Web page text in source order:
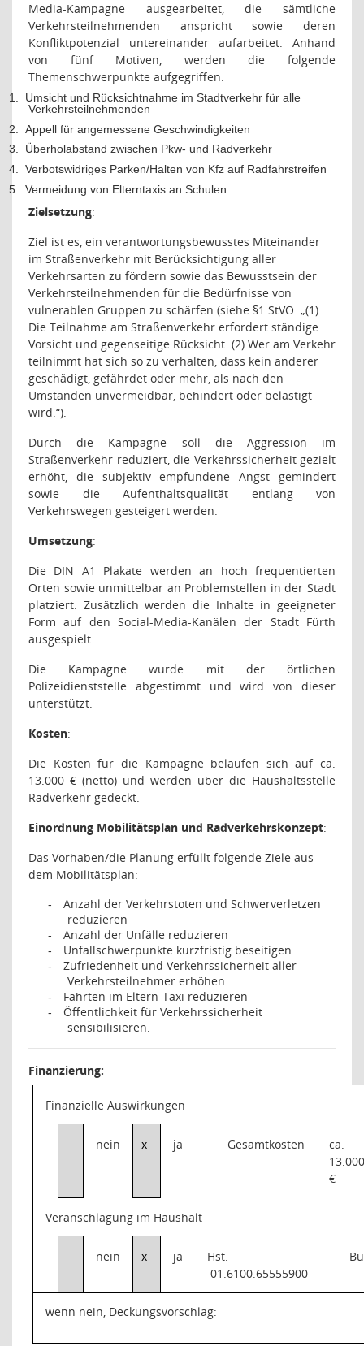
Media-Kampagne ausgearbeitet, die sämtliche
Verkehrsteilnehmenden anspricht sowie deren
Konfliktpotenzial untereinander aufarbeitet. Anhand
von fünf Motiven, werden die folgende
Themenschwerpunkte aufgegriffen:
1.
Umsicht und Rücksichtnahme im Stadtverkehr für alle
Verkehrsteilnehmenden
2.
Appell für angemessene Geschwindigkeiten
3.
Überholabstand zwischen Pkw- und Radverkehr
4.
Verbotswidriges Parken/Halten von Kfz auf Radfahrstreifen
5.
Vermeidung von Elterntaxis an Schulen
Zielsetzung:
Ziel ist es, ein verantwortungsbewusstes Miteinander
im Straßenverkehr mit Berücksichtigung aller
Verkehrsarten zu fördern sowie das Bewusstsein der
Verkehrsteilnehmenden für die Bedürfnisse von
vulnerablen Gruppen zu schärfen (siehe §1 StVO: „(1)
Die Teilnahme am Straßenverkehr erfordert ständige
Vorsicht und gegenseitige Rücksicht. (2) Wer am Verkehr
teilnimmt hat sich so zu verhalten, dass kein anderer
geschädigt, gefährdet oder mehr, als nach den
Umständen unvermeidbar, behindert oder belästigt
wird.“).
Durch die Kampagne soll die Aggression im
Straßenverkehr reduziert, die Verkehrssicherheit gezielt
erhöht, die subjektiv empfundene Angst gemindert
sowie die Aufenthaltsqualität entlang von
Verkehrswegen gesteigert werden.
Umsetzung:
Die DIN A1 Plakate werden an hoch frequentierten
Orten sowie unmittelbar an Problemstellen in der Stadt
platziert. Zusätzlich werden die Inhalte in geeigneter
Form auf den Social-Media-Kanälen der Stadt Fürth
ausgespielt.
Die Kampagne wurde mit der örtlichen
Polizeidienststelle abgestimmt und wird von dieser
unterstützt.
Kosten:
Die Kosten für die Kampagne belaufen sich auf ca.
13.000 € (netto) und werden über die Haushaltsstelle
Radverkehr gedeckt.
Einordnung Mobilitätsplan und Radverkehrskonzept:
Das Vorhaben/die Planung erfüllt folgende Ziele aus
dem Mobilitätsplan:
-
Anzahl der Verkehrstoten und Schwerverletzen
reduzieren
- Anzahl der Unfälle reduzieren
- Unfallschwerpunkte kurzfristig beseitigen
-
Zufriedenheit und Verkehrssicherheit aller
Verkehrsteilnehmer erhöhen
- Fahrten im Eltern-Taxi reduzieren
-
Öffentlichkeit für Verkehrssicherheit
sensibilisieren.
Finanzierung:
Finanzielle Auswirkungen
nein x ja Gesamtkosten
ca.
13.000
€
Veranschlagung im Haushalt
nein x ja
Hst.
01.6100.65555900
wenn nein, Deckungsvorschlag: